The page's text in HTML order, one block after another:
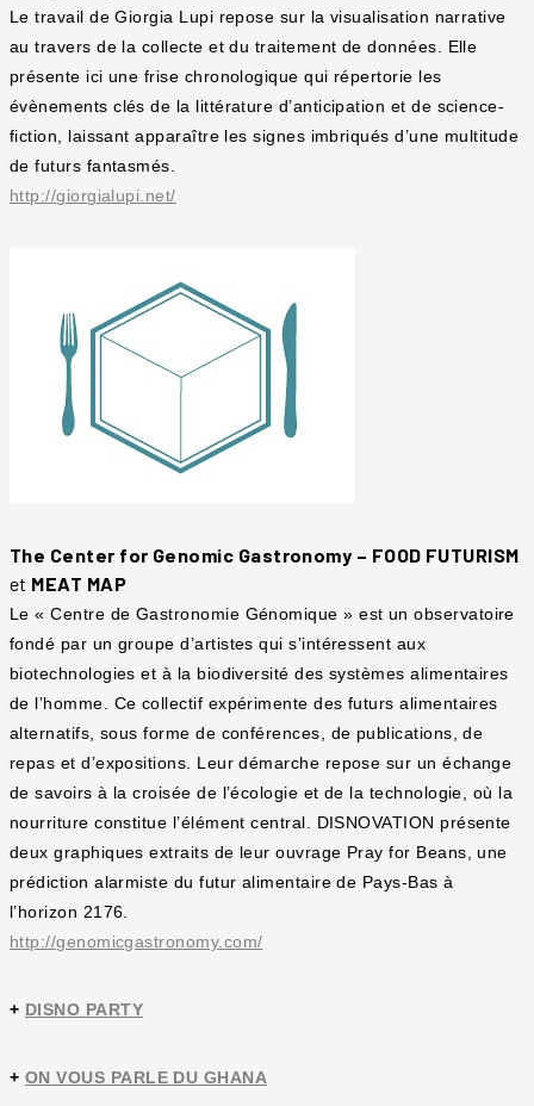
Le travail de Giorgia Lupi repose sur la visualisation narrative
au travers de la collecte et du traitement de données. Elle
présente ici une frise chronologique qui répertorie les
évènements clés de la littérature d’anticipation et de science-
fiction, laissant apparaître les signes imbriqués d’une multitude
de futurs fantasmés.
http://giorgialupi.net/
The Center for Genomic Gastronomy – FOOD FUTURISM
et MEAT MAP
Le « Centre de Gastronomie Génomique » est un observatoire
fondé par un groupe d’artistes qui s’intéressent aux
biotechnologies et à la biodiversité des systèmes alimentaires
de l’homme. Ce collectif expérimente des futurs alimentaires
alternatifs, sous forme de conférences, de publications, de
repas et d’expositions. Leur démarche repose sur un échange
de savoirs à la croisée de l’écologie et de la technologie, où la
nourriture constitue l’élément central. DISNOVATION présente
deux graphiques extraits de leur ouvrage Pray for Beans, une
prédiction alarmiste du futur alimentaire de Pays-Bas à
l’horizon 2176.
http://genomicgastronomy.com/
+ DISNO PARTY
+ ON VOUS PARLE DU GHANA